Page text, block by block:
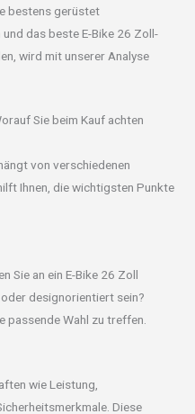
bestens gerüstet
das beste E-Bike 26 Zoll-
wird mit unserer Analyse
Sie beim Kauf achten
von verschiedenen
Ihnen, die wichtigsten Punkte
Sie an ein E-Bike 26 Zoll
designorientiert sein?
passende Wahl zu treffen.
wie Leistung,
Diese